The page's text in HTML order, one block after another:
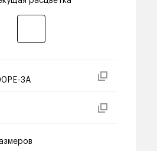
3A